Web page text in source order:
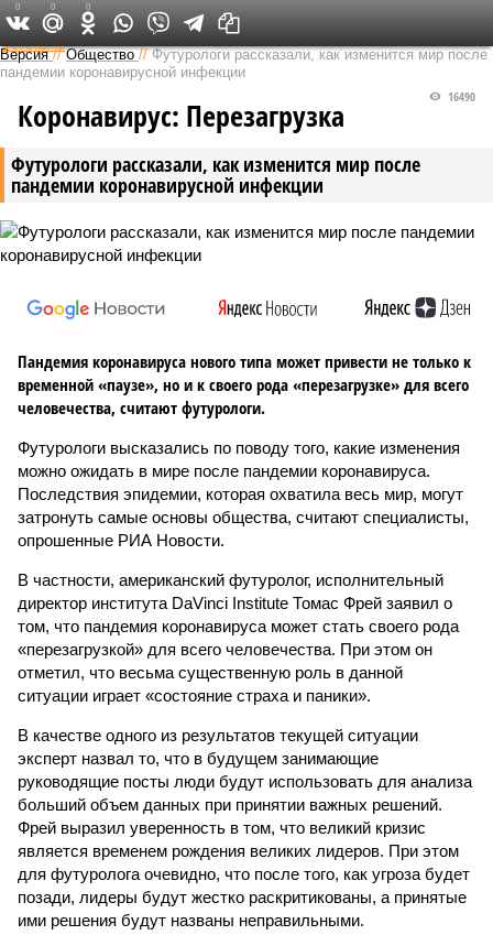
Федеральный выпуск
Версия //Общество //Футурологи рассказали, как изменится мир после
пандемии коронавирусной инфекции
Футурологи рассказали, как изменится мир после
пандемии коронавирусной инфекции
16490
Коронавирус: Перезагрузка
Пандемия коронавируса нового типа может привести не только к
временной «паузе», но и к своего рода «перезагрузке» для всего
человечества, считают футурологи.
Футурологи высказались по поводу того, какие изменения
можно ожидать в мире после пандемии коронавируса.
Последствия эпидемии, которая охватила весь мир, могут
затронуть самые основы общества, считают специалисты,
опрошенные РИА Новости.
В частности, американский футуролог, исполнительный
директор института DaVinci Institute Томас Фрей заявил о
том, что пандемия коронавируса может стать своего рода
«перезагрузкой» для всего человечества. При этом он
отметил, что весьма существенную роль в данной
ситуации играет «состояние страха и паники».
В качестве одного из результатов текущей ситуации
эксперт назвал то, что в будущем занимающие
руководящие посты люди будут использовать для анализа
больший объем данных при принятии важных решений.
Фрей выразил уверенность в том, что великий кризис
является временем рождения великих лидеров. При этом
для футуролога очевидно, что после того, как угроза будет
позади, лидеры будут жестко раскритикованы, а принятые
ими решения будут названы неправильными.
0 0 0